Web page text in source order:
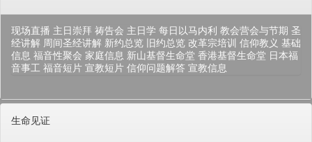
现场直播 主日崇拜 祷告会 主日学 每日以马内利 教会营会与节期 圣
经讲解 周间圣经讲解 新约总览 旧约总览 改革宗培训 信仰教义 基础
信息 福音性聚会 家庭信息 新山基督生命堂 香港基督生命堂 日本福
音事工 福音短片 宣教短片 信仰问题解答 宣教信息
生命见证